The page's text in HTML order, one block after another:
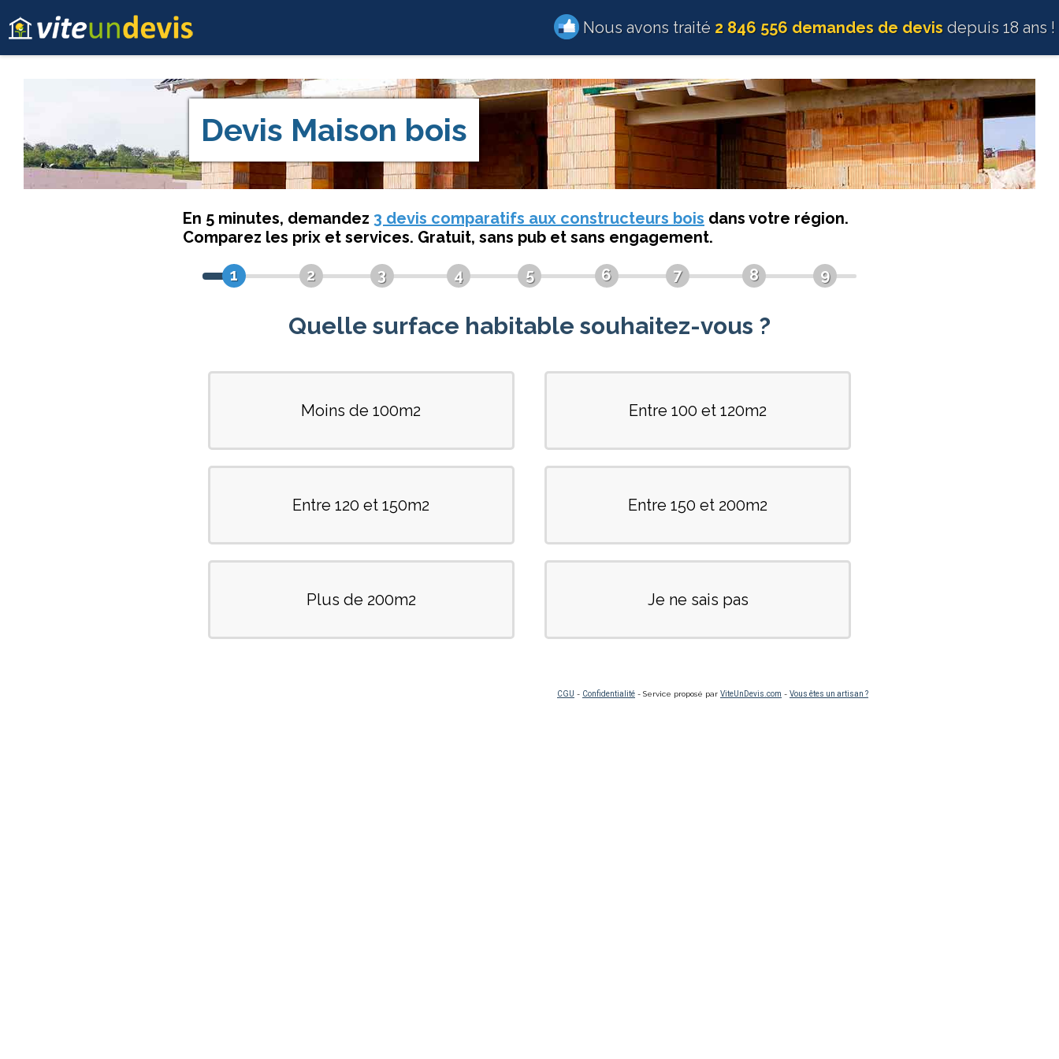
Nous avons traité 2 846 556 demandes de devis depuis 18 ans !
Devis Maison bois
En 5 minutes, demandez 3 devis comparatifs aux constructeurs bois dans votre région.
Comparez les prix et services. Gratuit, sans pub et sans engagement.
1
2 3 4 5 6 7 8 9
Quelle surface habitable souhaitez-vous ?
Moins de 100m2 Entre 100 et 120m2
Entre 120 et 150m2 Entre 150 et 200m2
Plus de 200m2 Je ne sais pas
CGU - Confidentialité - Service proposé par ViteUnDevis.com - Vous êtes un artisan ?